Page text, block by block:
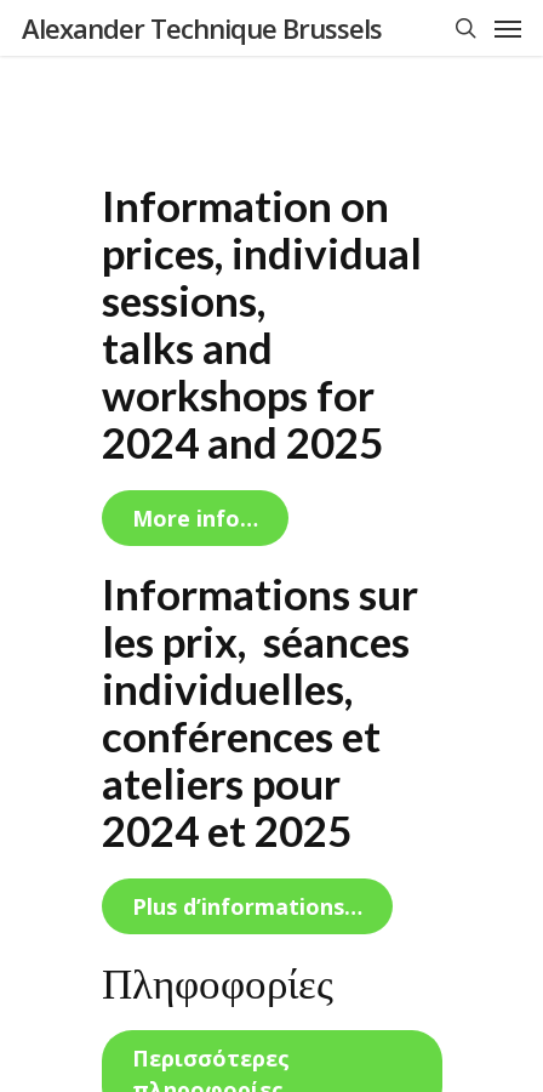
SkipAlexander Technique Brussels
Information on
prices, individual
sessions,
talks and
workshops for
2024 and 2025
More info…
Informations sur
les prix, séances
individuelles,
conférences et
ateliers pour
2024 et 2025
Plus d’informations…
Πληφοφορίες
Περισσότερες